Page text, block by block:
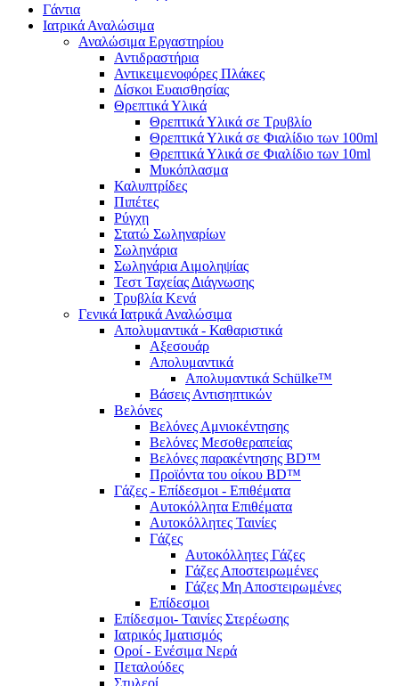
Γάντια
Ιατρικά Αναλώσιμα
Αναλώσιμα Εργαστηρίου
Αντιδραστήρια
Αντικειμενοφόρες Πλάκες
Δίσκοι Ευαισθησίας
Θρεπτικά Υλικά
Θρεπτικά Υλικά σε Τρυβλίο
Θρεπτικά Υλικά σε Φιαλίδιο των 100ml
Θρεπτικά Υλικά σε Φιαλίδιο των 10ml
Μυκόπλασμα
Καλυπτρίδες
Πιπέτες
Ρύγχη
Στατώ Σωληναρίων
Σωληνάρια
Σωληνάρια Αιμοληψίας
Τεστ Ταχείας Διάγνωσης
Τρυβλία Κενά
Γενικά Ιατρικά Αναλώσιμα
Απολυμαντικά - Καθαριστικά
Αξεσουάρ
Απολυμαντικά
Απολυμαντικά Schülke™
Βάσεις Αντισηπτικών
Βελόνες
Βελόνες Αμνιοκέντησης
Βελόνες Μεσοθεραπείας
Βελόνες παρακέντησης BD™
Προϊόντα του οίκου BD™
Γάζες - Επίδεσμοι - Επιθέματα
Αυτοκόλλητα Επιθέματα
Αυτοκόλλητες Ταινίες
Γάζες
Αυτοκόλλητες Γάζες
Γάζες Αποστειρωμένες
Γάζες Μη Αποστειρωμένες
Επίδεσμοι
Επίδεσμοι- Ταινίες Στερέωσης
Ιατρικός Ιματισμός
Οροί - Ενέσιμα Νερά
Πεταλούδες
Στυλεοί